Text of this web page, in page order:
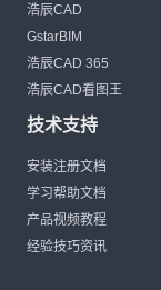
浩辰CAD
GstarBIM
浩辰CAD 365
浩辰CAD看图王
技术支持
安装注册文档
学习帮助文档
产品视频教程
经验技巧资讯